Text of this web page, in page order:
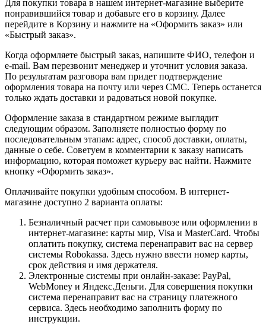
Для покупки товара в нашем интернет-магазине выберите
понравившийся товар и добавьте его в корзину. Далее
перейдите в Корзину и нажмите на «Оформить заказ» или
«Быстрый заказ».
Когда оформляете быстрый заказ, напишите ФИО, телефон и
e-mail. Вам перезвонит менеджер и уточнит условия заказа.
По результатам разговора вам придет подтверждение
оформления товара на почту или через СМС. Теперь останется
только ждать доставки и радоваться новой покупке.
Оформление заказа в стандартном режиме выглядит
следующим образом. Заполняете полностью форму по
последовательным этапам: адрес, способ доставки, оплаты,
данные о себе. Советуем в комментарии к заказу написать
информацию, которая поможет курьеру вас найти. Нажмите
кнопку «Оформить заказ».
Оплачивайте покупки удобным способом. В интернет-
магазине доступно 2 варианта оплаты:
Безналичный расчет при самовывозе или оформлении в
интернет-магазине: карты мир, Visa и MasterCard. Чтобы
оплатить покупку, система перенаправит вас на сервер
системы Robokassa. Здесь нужно ввести номер карты,
срок действия и имя держателя.
Электронные системы при онлайн-заказе: PayPal,
WebMoney и Яндекс.Деньги. Для совершения покупки
система перенаправит вас на страницу платежного
сервиса. Здесь необходимо заполнить форму по
инструкции.